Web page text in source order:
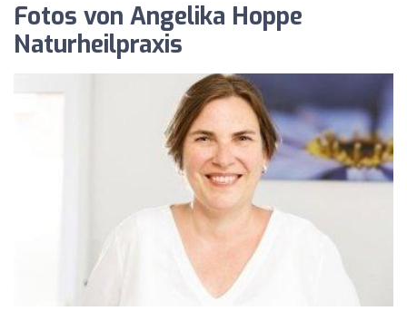
Fotos von Angelika Hoppe
Naturheilpraxis